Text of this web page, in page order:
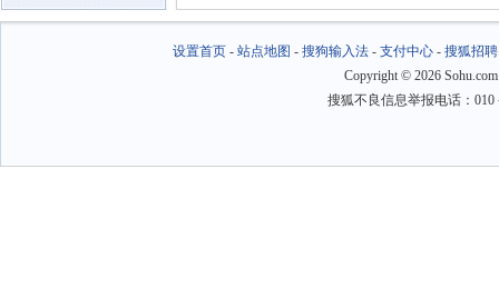
设置首页- 站点地图 - 搜狗输入法- 支付中心- 搜狐招聘
Copyright © 2026
搜狐不良信息举报电话：010